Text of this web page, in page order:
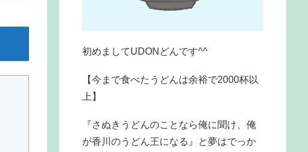
初めましてUDONどんです^^
【今まで食べたうどんは余裕で2000杯以
上】
『さぬきうどんのことなら俺に聞け、俺
が香川のうどん王になる』と夢はでっか